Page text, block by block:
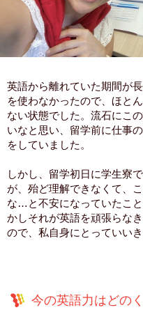
英語から離れていた期間が
を使わなかったので、ほと
ない状態でした。流石にこ
いなと思い、留学前に仕事
をしていました。
しかし、留学初日に学生寮
が、殆ど理解できなくて、
な…と不安になっていたこ
かしそれが英語を頑張らな
ので、私自身にとっていい
今の英語力はどの